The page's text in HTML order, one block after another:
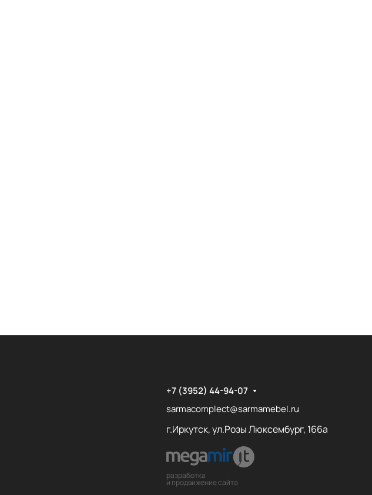
+7 (3952) 44-94-07
sarmacomplect@sarmamebel.ru
г.Иркутск, ул.Розы Люксембург, 166а
разработка
и продвижение сайта